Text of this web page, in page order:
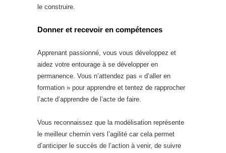
le construire.
Donner et recevoir en compétences
Apprenant passionné, vous vous développez et
aidez votre entourage à se développer en
permanence. Vous n’attendez pas « d’aller en
formation » pour apprendre et tentez de rapprocher
l’acte d’apprendre de l’acte de faire.
Vous reconnaissez que la modélisation représente
le meilleur chemin vers l’agilité car cela permet
d’anticiper le succès de l’action à venir, de suivre